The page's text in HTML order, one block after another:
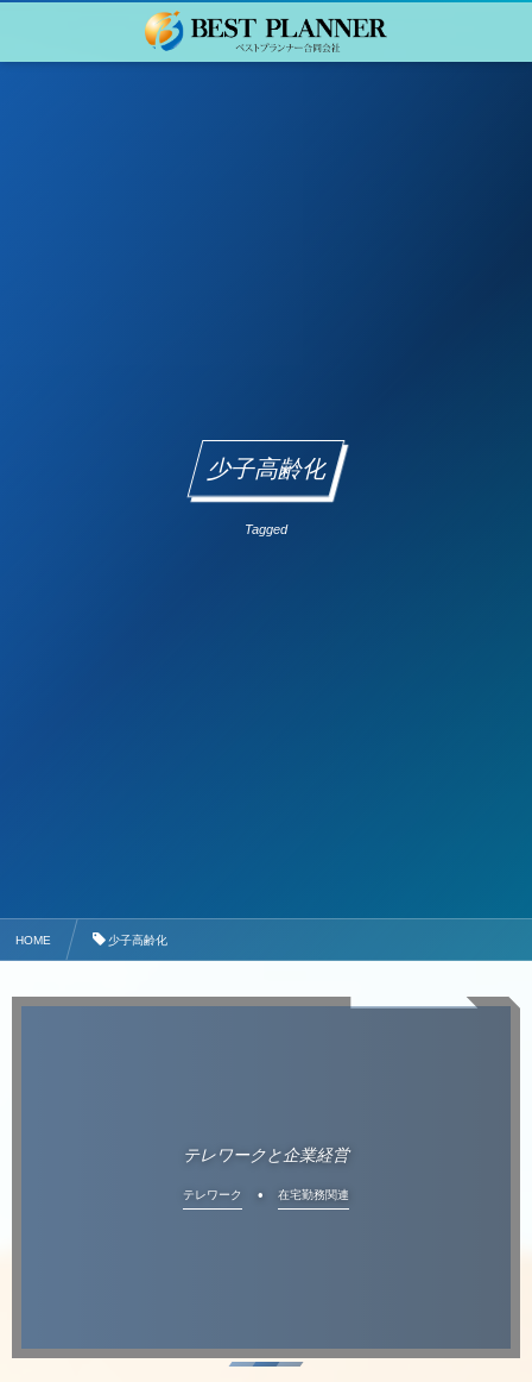
少子高齢化
Tagged
HOME 少子高齢化
テレワークと企業経営
テレワーク 在宅勤務関連